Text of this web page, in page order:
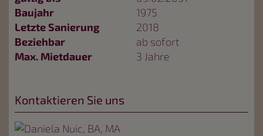
Baujahr
1975
Letzte Sanierung
2018
Beziehbar
ab sofort
Max. Mietdauer
3 Jahre
Kontaktieren Sie uns